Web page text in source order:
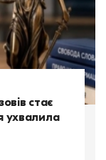
стає
ухвалила